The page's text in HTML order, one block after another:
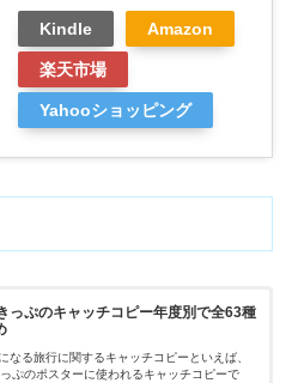
Kindle Amazon
楽天市場
Yahooショッピング
っぷのキャッチコピー年度別で全63種
なる旅行に関するキャッチコピーといえば、
ぷのポスターに使われるキャッチコピーで